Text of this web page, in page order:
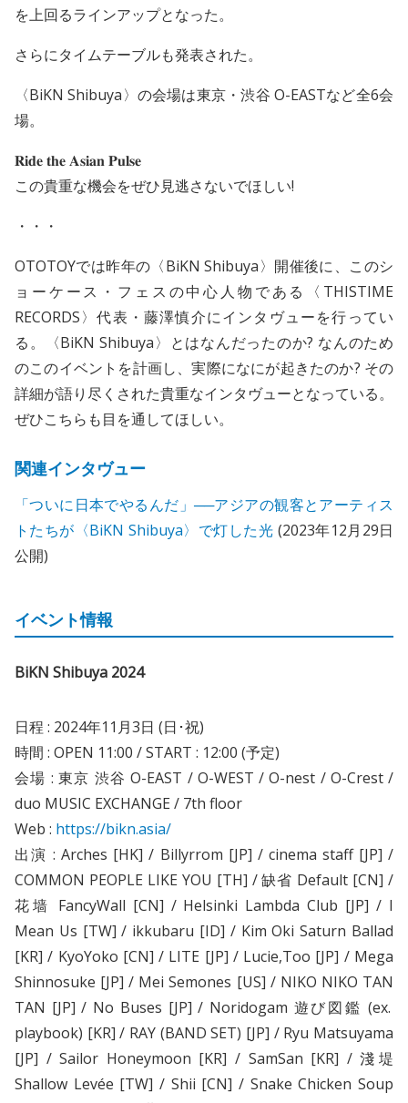
を上回るラインアップとなった。
さらにタイムテーブルも発表された。
〈BiKN Shibuya〉の会場は東京・渋谷 O-EASTなど全6会
場。
𝐑𝐢𝐝𝐞 𝐭𝐡𝐞 𝐀𝐬𝐢𝐚𝐧 𝐏𝐮𝐥𝐬𝐞
この貴重な機会をぜひ見逃さないでほしい!
・・・
OTOTOYでは昨年の〈BiKN Shibuya〉開催後に、このシ
ョーケース・フェスの中心人物である〈THISTIME
RECORDS〉代表・藤澤慎介にインタヴューを行ってい
る。〈BiKN Shibuya〉とはなんだったのか? なんのため
のこのイベントを計画し、実際になにが起きたのか? その
詳細が語り尽くされた貴重なインタヴューとなっている。
ぜひこちらも目を通してほしい。
関連インタヴュー
「ついに日本でやるんだ」──アジアの観客とアーティス
トたちが〈BiKN Shibuya〉で灯した光 (2023年12月29日
公開)
イベント情報
BiKN Shibuya 2024
日程 : 2024年11月3日 (日･祝)
時間 : OPEN 11:00 / START : 12:00 (予定)
会場 : 東京 渋谷 O-EAST / O-WEST / O-nest / O-Crest /
duo MUSIC EXCHANGE / 7th floor
Web : https://bikn.asia/
出演 : Arches [HK] / Billyrrom [JP] / cinema staff [JP] /
COMMON PEOPLE LIKE YOU [TH] / 缺省 Default [CN] /
花墙 FancyWall [CN] / Helsinki Lambda Club [JP] / I
Mean Us [TW] / ikkubaru [ID] / Kim Oki Saturn Ballad
[KR] / KyoYoko [CN] / LITE [JP] / Lucie,Too [JP] / Mega
Shinnosuke [JP] / Mei Semones [US] / NIKO NIKO TAN
TAN [JP] / No Buses [JP] / Noridogam 遊び図鑑 (ex.
playbook) [KR] / RAY (BAND SET) [JP] / Ryu Matsuyama
[JP] / Sailor Honeymoon [KR] / SamSan [KR] / 淺堤
Shallow Levée [TW] / Shii [CN] / Snake Chicken Soup